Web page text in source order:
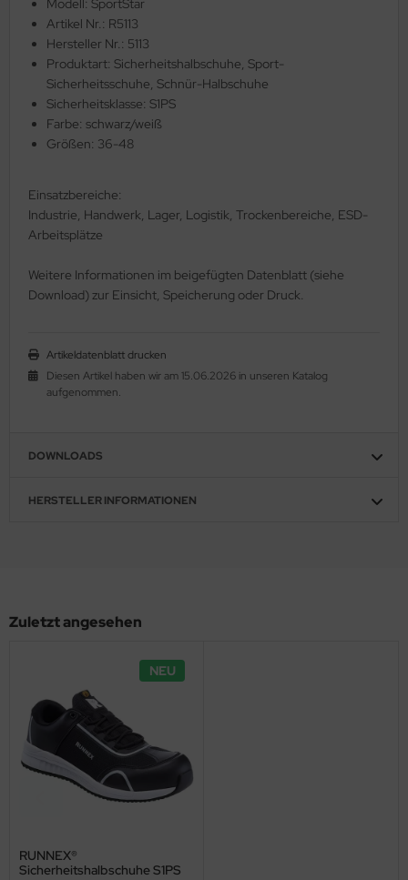
Modell: SportStar
Artikel Nr.: R5113
Hersteller Nr.: 5113
Produktart: Sicherheitshalbschuhe, Sport-
Sicherheitsschuhe, Schnür-Halbschuhe
Sicherheitsklasse: S1PS
Farbe: schwarz/weiß
Größen: 36-48
Einsatzbereiche:
Industrie, Handwerk, Lager, Logistik, Trockenbereiche, ESD-
Arbeitsplätze
Weitere Informationen im beigefügten Datenblatt (siehe
Download) zur Einsicht, Speicherung oder Druck.
Artikeldatenblatt drucken
Diesen Artikel haben wir am 15.06.2026 in unseren Katalog
aufgenommen.
DOWNLOADS
HERSTELLER INFORMATIONEN
Zuletzt angesehen
NEU
RUNNEX®
Sicherheitshalbschuhe S1PS